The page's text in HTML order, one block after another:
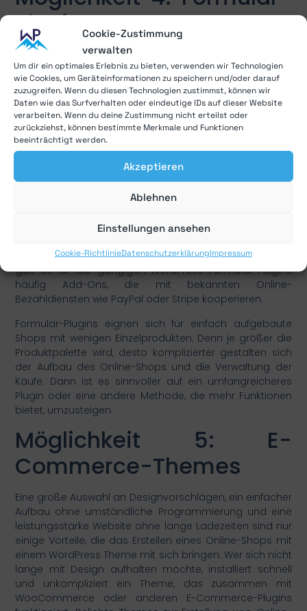
Cookie-Zustimmung
verwalten
Um dir ein optimales Erlebnis zu bieten, verwenden wir Technologien
wie Cookies, um Geräteinformationen zu speichern und/oder darauf
zuzugreifen. Wenn du diesen Technologien zustimmst, können wir
Daten wie das Surfverhalten oder eindeutige IDs auf dieser Website
verarbeiten. Wenn du deine Zustimmung nicht erteilst oder
zurückziehst, können bestimmte Merkmale und Funktionen
beeinträchtigt werden.
Akzeptieren
Ablehnen
Einstellungen ansehen
Cookie-RichtlinieDatenschutzerklärungImpressum
Plugins
Um Produkte oder Dienstleistungen verkaufen,
versenden und in Rechnung stellen zu können,
benötigen Online-Shops Daten wie Name, Adresse,
Zahlungsmethoden oder Kontodaten, die Käufer
während des Kaufvorgangs hinterlassen. Um diese
Daten zu erfassen, können Formulare mit bestimmten
Textfeldern und Auswahlmöglichkeiten in Online-Shops
integriert werden. WordPress Form Builder wieGravity
oder WPForms eignen sich hervorragend zur
Erstellung solcher Formulare. Durch verschiedene
Formular-Templates für Online-Shops und digitale
Formulars mit diesen Plugins schnell, intuitiv und ohne
verschiedene Zahlungsmethoden anbieten zu können,
gibt es für die gängigen WordPress Formular-Plugins
häufig Add-Ons, die mit bekannten Online-
Bezahldiensten wie PayPal oder Stripe kooperieren.
Formular-Plugins eignen sich für einfach aufgebaute
Shops mit wenigen Einzelprodukten. Denn je größer die
Produktpalette wird, desto komplizierter gestalten sich
der Aufbau des Online-Shops und die Verwaltung der
Käufe. Dann ist es sinnvoller auf ein umfangreicheres
Plugin oder eine andere Methode, die mehr Funktionen
bietet, umzusteigen.
Möglichkeit 5: E-
Commerce-Themes
Eine große Auswahl an Designvorschlägen, ein einfacher
Aufbau ohne umständliche Programmierung und eine
leistungsstarke Website ohne lange Ladezeiten sind nur
einige Vorteile, die das Erstellen eines Online-Shops mit
einem WordPress Theme mit sich bringen. Wer sich nicht
lange mit Design aufhalten möchte, installiert schnell
und unkompliziert ein Theme, das zusammen mit
WooCommerce oder anderen E-Commerce-Plugins